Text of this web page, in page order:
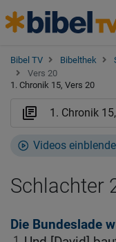
Bibel TV Bibelthek
Vers 20
1. Chronik 15, Vers 20
Videos
Schlachter
Die Bundeslade